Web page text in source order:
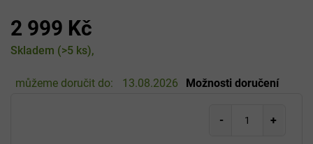
2 999 Kč
Měrná
Skladem (>5 ks)
můžeme doručit do: 13.08.2026 Možnosti doručení